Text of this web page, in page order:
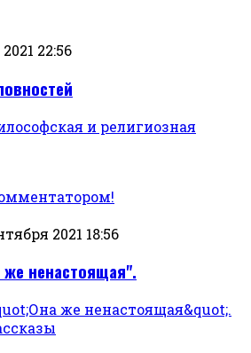
22:56
и религиозная
2021 18:56
ненастоящая".